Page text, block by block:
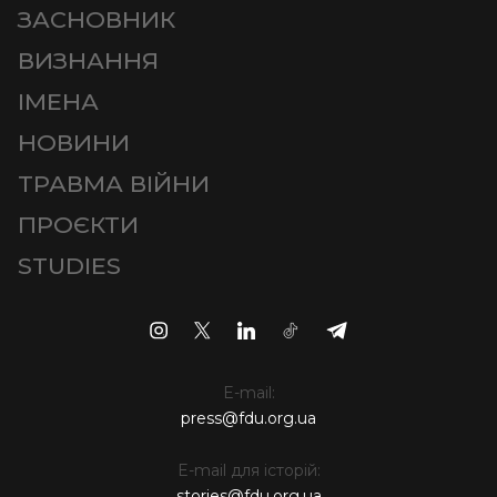
ЗАСНОВНИК
ВИЗНАННЯ
ІМЕНА
НОВИНИ
ТРАВМА ВІЙНИ
ПРОЄКТИ
STUDIES
E-mail:
press@fdu.org.ua
E-mail для історій: